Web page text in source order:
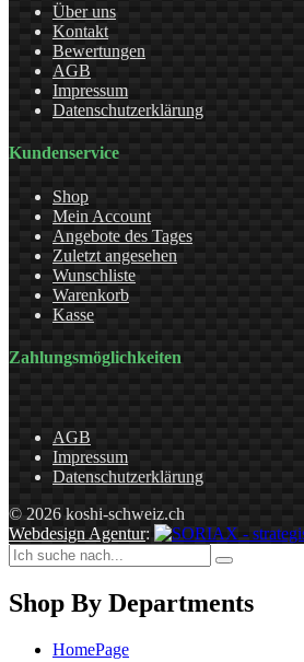
Über uns
Kontakt
Bewertungen
AGB
Impressum
Datenschutzerklärung
Kundenservice
Shop
Mein Account
Angebote des Tages
Zuletzt angesehen
Wunschliste
Warenkorb
Kasse
Zahlungsmöglichkeiten
AGB
Impressum
Datenschutzerklärung
© 2026 koshi-schweiz.ch
Webdesign Agentur:
Shop By Departments
HomePage